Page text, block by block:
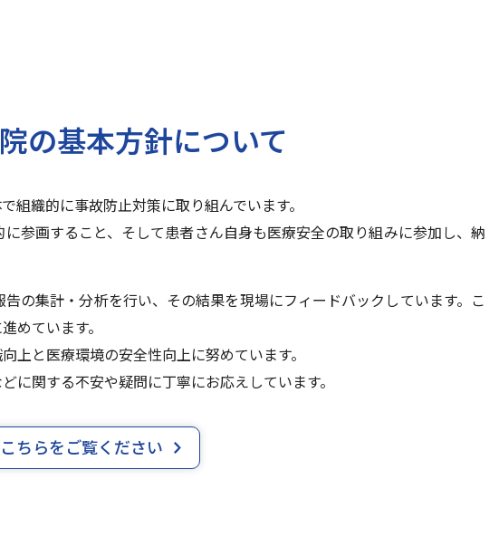
の基本方針について
織的に事故防止対策に取り組んでいます。
参画すること、そして患者さん自身も医療安全の取り組みに参加し、納
の集計・分析を行い、その結果を現場にフィードバックしています。こ
めています。
上と医療環境の安全性向上に努めています。
に関する不安や疑問に丁寧にお応えしています。
ちらをご覧ください